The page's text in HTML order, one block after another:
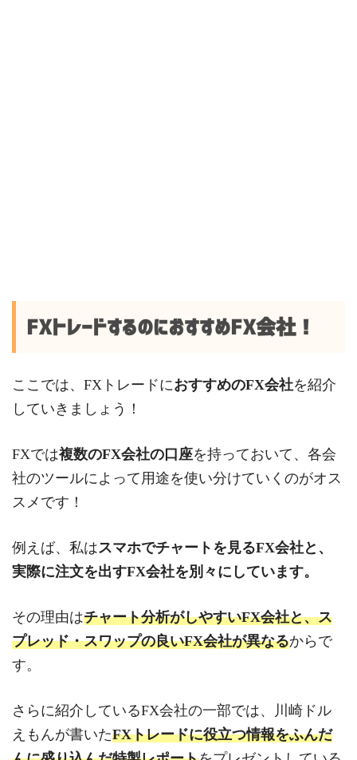
FXトレードするのにおすすめFX会社！
ここでは、FXトレードにおすすめのFX会社を紹介
していきましょう！
FXでは複数のFX会社の口座を持っておいて、各会
社のツールによって用途を使い分けていくのがオス
スメです！
例えば、私はスマホでチャートを見るFX会社と、
実際に注文を出すFX会社を別々にしています。
その理由はチャート分析がしやすいFX会社と、ス
プレッド・スワップの良いFX会社が異なるからで
す。
さらに紹介しているFX会社の一部では、川崎ドル
えもんが書いたFXトレードに役立つ情報をふんだ